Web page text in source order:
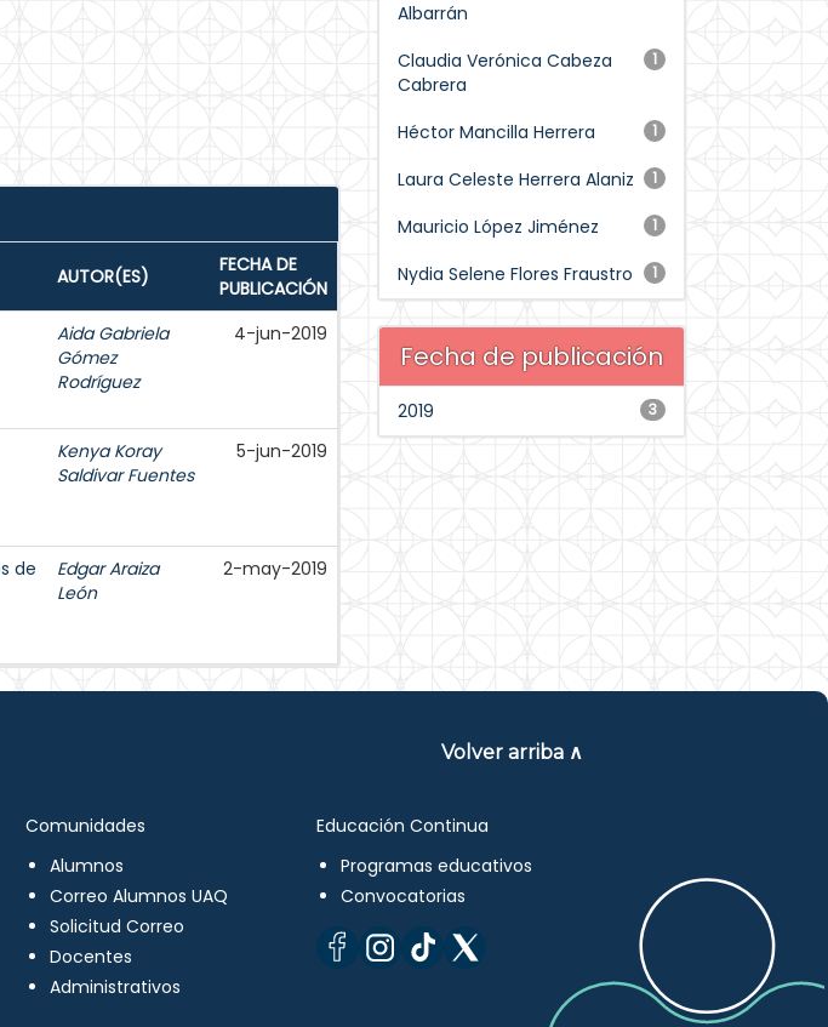
AUTOR(ES)
FECHA DE
PUBLICACIÓN
Aida Gabriela
Gómez
Rodríguez
4-jun-2019
Kenya Koray
Saldivar Fuentes
5-jun-2019
de
Edgar Araiza
León
2-may-2019
Albarrán
1
Claudia Verónica Cabeza
Cabrera
1
Héctor Mancilla Herrera
1
Laura Celeste Herrera Alaniz
1
Mauricio López Jiménez
1
Nydia Selene Flores Fraustro
Fecha de publicación
3
2019
Volver arriba ∧
Comunidades
Alumnos
Correo Alumnos UAQ
Solicitud Correo
Docentes
Administrativos
Educación Continua
Programas educativos
Convocatorias